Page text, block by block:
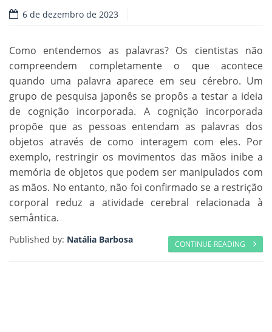
6 de dezembro de 2023
Como entendemos as palavras? Os cientistas não
compreendem completamente o que acontece
quando uma palavra aparece em seu cérebro. Um
grupo de pesquisa japonês se propôs a testar a ideia
de cognição incorporada. A cognição incorporada
propõe que as pessoas entendam as palavras dos
objetos através de como interagem com eles. Por
exemplo, restringir os movimentos das mãos inibe a
memória de objetos que podem ser manipulados com
as mãos. No entanto, não foi confirmado se a restrição
corporal reduz a atividade cerebral relacionada à
semântica.
CONTINUE READING
Published by: Natália Barbosa